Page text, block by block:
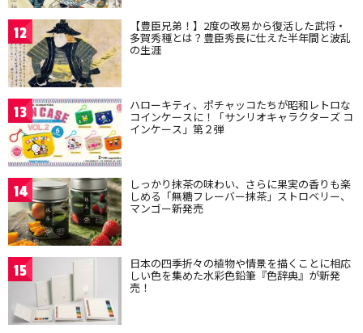
12 【豊臣兄弟！】2度の改易から復活した武将・
多賀秀種とは？豊臣秀長に仕えた半年間と波乱
の生涯
13 ハローキティ、ポチャッコたちが昭和レトロな
コインケースに！「サンリオキャラクターズ コ
インケース」第２弾
14 しっかり抹茶の味わい、さらに果実の香りも楽
しめる「無糖フレーバー抹茶」ストロベリー、
マンゴー新発売
15 日本の四季折々の植物や情景を描くことに相応
しい色を集めた水彩色鉛筆『色辞典』が新発
売！